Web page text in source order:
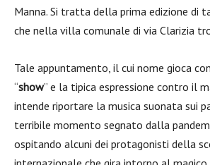
Manna. Si tratta della prima edizione di
che nella villa comunale di via Clarizia
Tale appuntamento, il cui nome gioca
“show” e la tipica espressione contro il
intende riportare la musica suonata sui
terribile momento segnato dalla
ospitando alcuni dei protagonisti della